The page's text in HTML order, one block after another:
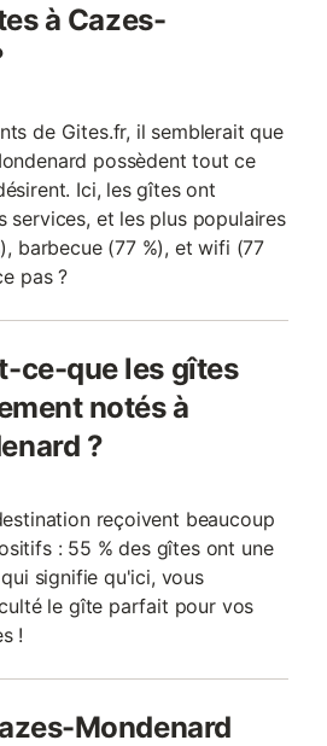
à Cazes-
de Gites.fr, il semblerait que
possèdent tout ce
Ici, les gîtes ont
services, et les plus populaires
barbecue (77 %), et wifi (77
pas ?
ce-que les gîtes
notés à
?
reçoivent beaucoup
: 55 % des gîtes ont une
signifie qu'ici, vous
le gîte parfait pour vos
!
Mondenard